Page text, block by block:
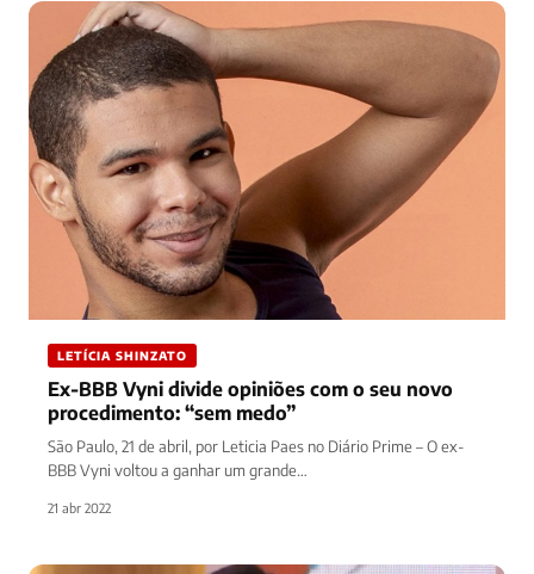
LETÍCIA SHINZATO
Ex-BBB Vyni divide opiniões com o seu novo
procedimento: “sem medo”
São Paulo, 21 de abril, por Leticia Paes no Diário Prime – O ex-
BBB Vyni voltou a ganhar um grande…
21 abr 2022